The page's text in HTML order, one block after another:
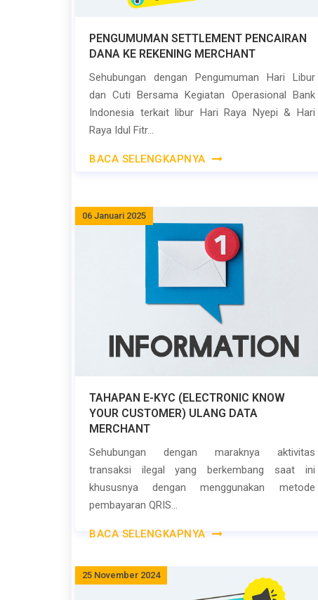
PENGUMUMAN SETTLEMENT PENCAIRAN
DANA KE REKENING MERCHANT
Sehubungan dengan Pengumuman Hari Libur
dan Cuti Bersama Kegiatan Operasional Bank
Indonesia terkait libur Hari Raya Nyepi & Hari
Raya Idul Fitr...
BACA SELENGKAPNYA
06 Januari 2025
TAHAPAN E-KYC (ELECTRONIC KNOW
YOUR CUSTOMER) ULANG DATA
MERCHANT
Sehubungan dengan maraknya aktivitas
transaksi ilegal yang berkembang saat ini
khususnya dengan menggunakan metode
pembayaran QRIS...
BACA SELENGKAPNYA
25 November 2024